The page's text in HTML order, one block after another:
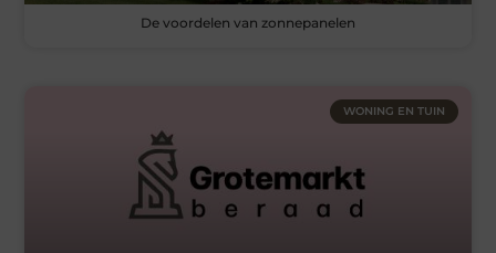
De voordelen van zonnepanelen
WONING EN TUIN